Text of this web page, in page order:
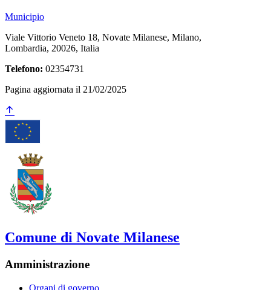
Municipio
Viale Vittorio Veneto 18, Novate Milanese, Milano,
Lombardia, 20026, Italia
Telefono: 02354731
Pagina aggiornata il 21/02/2025
Comune di Novate Milanese
Amministrazione
Organi di governo